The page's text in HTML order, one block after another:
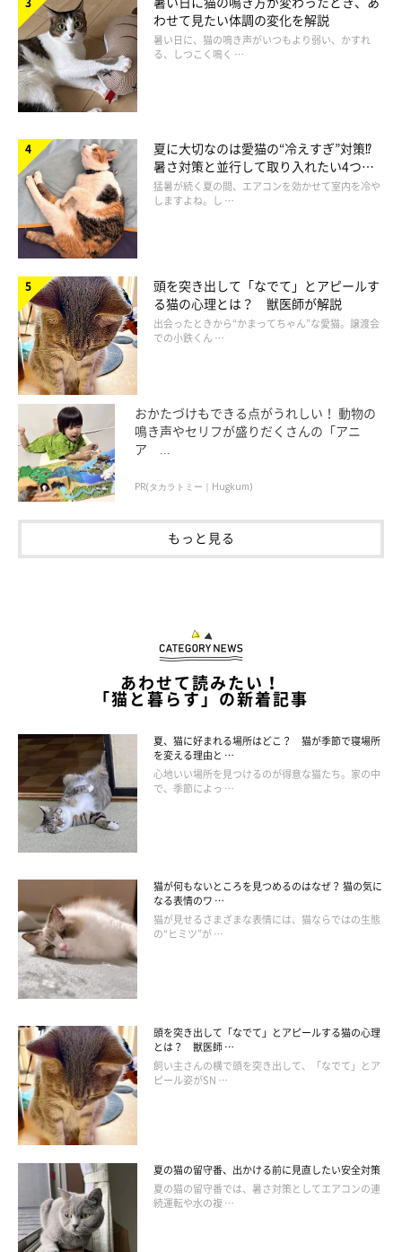
このように、ひげは自然と抜けます。
心配しなくてよいケースと注意したいケース
ねこのきもち投稿写真ギャラリー
ひげがたまに数本落ちている程度で、愛猫の食欲や元気、行動に
変化がない場合は、様子を見てもよいケースでしょう。一方で、
短い期間に何本も抜けているように見える場合や、ひげの根元の
皮膚に異常が見られる場合には注意が必要なこともあります。
また、顔まわりを頻繁に気にしたり、かゆがる様子があるときに
のような変化が見られるときには、早めに動物病院で相談しまし
ょう。
わせて見たい体調の変化を解説
暑い日に、猫の鳴き声がいつもより弱い、かすれ
る、しつこく鳴く …
夏に大切なのは愛猫の“冷えすぎ”対策⁉
暑さ対策と並行して取り入れたい4つの
工夫
猛暑が続く夏の間、エアコンを効かせて室内を冷や
しますよね。し …
頭を突き出して「なでて」とアピールす
る猫の心理とは？ 獣医師が解説
出会ったときから“かまってちゃん”な愛猫。譲渡会
での小鉄くん …
おかたづけもできる点がうれしい！ 動物の
鳴き声やセリフが盛りだくさんの「アニ
ア ...
PR(タカラトミー｜Hugkum)
もっと見る
あわせて読みたい！
「猫と暮らす」の新着記事
夏、猫に好まれる場所はどこ？ 猫が季節で寝場所
を変える理由と …
心地いい場所を見つけるのが得意な猫たち。家の中
で、季節によっ …
猫が何もないところを見つめるのはなぜ？ 猫の気に
なる表情のワ …
猫が見せるさまざまな表情には、猫ならではの生態
の“ヒミツ”が …
頭を突き出して「なでて」とアピールする猫の心理
とは？ 獣医師 …
飼い主さんの横で頭を突き出して、「なでて」とア
ピール姿がSN …
夏の猫の留守番、出かける前に見直したい安全対策
夏の猫の留守番では、暑さ対策としてエアコンの連
続運転や水の複 …